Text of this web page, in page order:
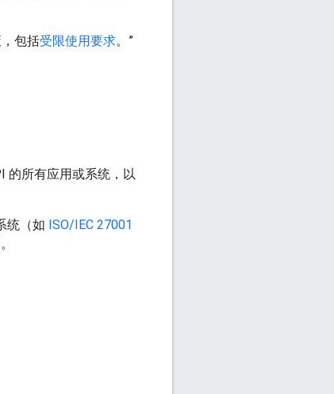
包括受限使用要求。”
的所有应用或系统，以
统（如 ISO/IEC 27001